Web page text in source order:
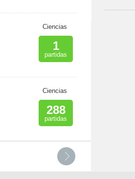
Ciencias
1
partidas
Ciencias
288
partidas